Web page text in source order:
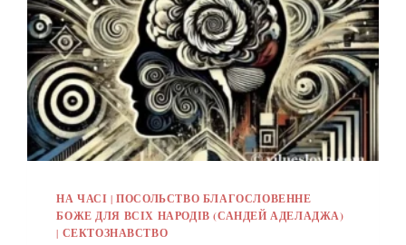
НА ЧАСІ |ПОСОЛЬСТВО БЛАГОСЛОВЕННЕ
БОЖЕ ДЛЯ ВСІХ НАРОДІВ (САНДЕЙ АДЕЛАДЖА)
| СЕКТОЗНАВСТВО